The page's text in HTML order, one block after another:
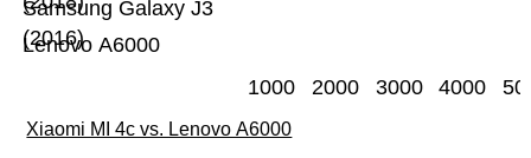
Lenovo A6000
Samsung Galaxy J3
(2016)
1000 2000 3000 4000
Xiaomi MI 4c vs. Lenovo A6000